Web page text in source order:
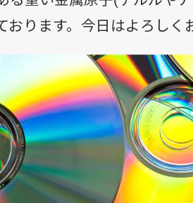
おります。今日はよろしく